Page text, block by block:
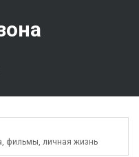
фильмы, личная жизнь